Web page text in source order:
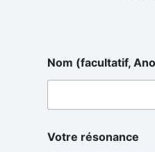
Nom (facultatif,
n
Votre résonance